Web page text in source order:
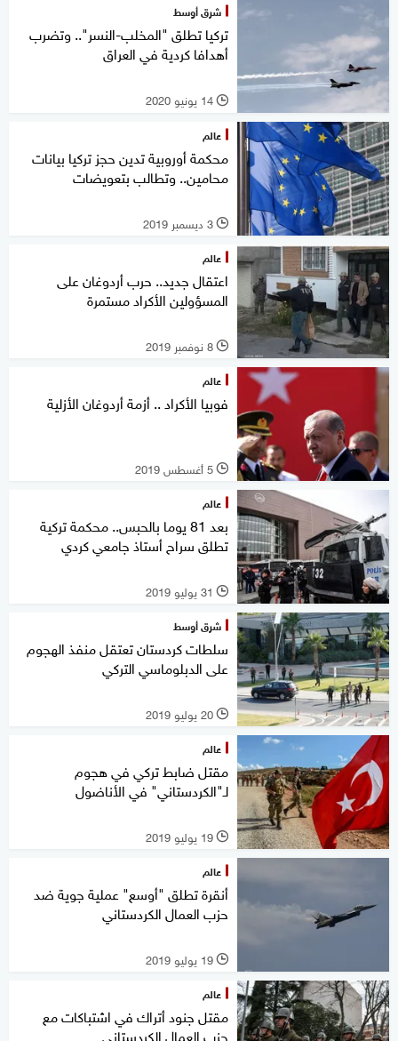
شرق أوسط
تركيا تطلق "المخلب-النسر".. وتضرب
أهدافا كردية في العراق
l 14 يونيو 2020
عالم
محكمة أوروبية تدين حجز تركيا بيانات
محامين.. وتطالب بتعويضات
l 3 ديسمبر 2019
عالم
اعتقال جديد.. حرب أردوغان على
المسؤولين الأكراد مستمرة
l 8 نوفمبر 2019
عالم
فوبيا الأكراد .. أزمة أردوغان الأزلية
l 5 أغسطس 2019
عالم
بعد 81 يوما بالحبس.. محكمة تركية
تطلق سراح أستاذ جامعي كردي
l 31 يوليو 2019
شرق أوسط
سلطات كردستان تعتقل منفذ الهجوم
على الدبلوماسي التركي
l 20 يوليو 2019
عالم
مقتل ضابط تركي في هجوم
لـ"الكردستاني" في الأناضول
l 19 يوليو 2019
عالم
أنقرة تطلق "أوسع" عملية جوية ضد
حزب العمال الكردستاني
l 19 يوليو 2019
عالم
مقتل جنود أتراك في اشتباكات مع
حزب العمال الكردستاني